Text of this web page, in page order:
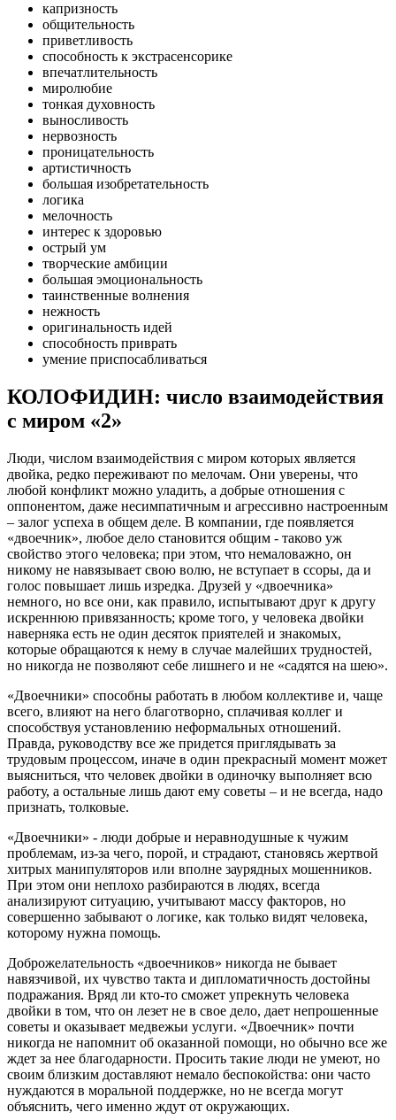
капризность
общительность
приветливость
способность к экстрасенсорике
впечатлительность
миролюбие
тонкая духовность
выносливость
нервозность
проницательность
артистичность
большая изобретательность
логика
мелочность
интерес к здоровью
острый ум
творческие амбиции
большая эмоциональность
таинственные волнения
нежность
оригинальность идей
способность приврать
умение приспосабливаться
КОЛОФИДИН: число взаимодействия
с миром «2»
Люди, числом взаимодействия с миром которых является
двойка, редко переживают по мелочам. Они уверены, что
любой конфликт можно уладить, а добрые отношения с
оппонентом, даже несимпатичным и агрессивно настроенным
– залог успеха в общем деле. В компании, где появляется
«двоечник», любое дело становится общим - таково уж
свойство этого человека; при этом, что немаловажно, он
никому не навязывает свою волю, не вступает в ссоры, да и
голос повышает лишь изредка. Друзей у «двоечника»
немного, но все они, как правило, испытывают друг к другу
искреннюю привязанность; кроме того, у человека двойки
наверняка есть не один десяток приятелей и знакомых,
которые обращаются к нему в случае малейших трудностей,
но никогда не позволяют себе лишнего и не «садятся на шею».
«Двоечники» способны работать в любом коллективе и, чаще
всего, влияют на него благотворно, сплачивая коллег и
способствуя установлению неформальных отношений.
Правда, руководству все же придется приглядывать за
трудовым процессом, иначе в один прекрасный момент может
выясниться, что человек двойки в одиночку выполняет всю
работу, а остальные лишь дают ему советы – и не всегда, надо
признать, толковые.
«Двоечники» - люди добрые и неравнодушные к чужим
проблемам, из-за чего, порой, и страдают, становясь жертвой
хитрых манипуляторов или вполне заурядных мошенников.
При этом они неплохо разбираются в людях, всегда
анализируют ситуацию, учитывают массу факторов, но
совершенно забывают о логике, как только видят человека,
которому нужна помощь.
Доброжелательность «двоечников» никогда не бывает
навязчивой, их чувство такта и дипломатичность достойны
подражания. Вряд ли кто-то сможет упрекнуть человека
двойки в том, что он лезет не в свое дело, дает непрошенные
советы и оказывает медвежьи услуги. «Двоечник» почти
никогда не напомнит об оказанной помощи, но обычно все же
ждет за нее благодарности. Просить такие люди не умеют, но
своим близким доставляют немало беспокойства: они часто
нуждаются в моральной поддержке, но не всегда могут
объяснить, чего именно ждут от окружающих.